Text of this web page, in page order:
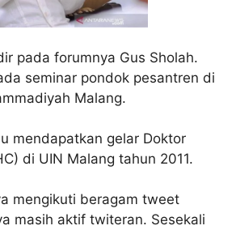
pada forumnya Gus Sholah.
seminar pondok pesantren di
Malang.
mendapatkan gelar Doktor
di UIN Malang tahun 2011.
mengikuti beragam tweet
masih aktif twiteran. Sesekali